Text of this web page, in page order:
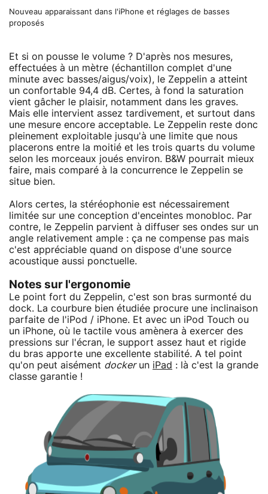
Nouveau apparaissant dans l'iPhone et réglages de basses
proposés
Et si on pousse le volume ? D'après nos mesures,
effectuées à un mètre (échantillon complet d'une
minute avec basses/aigus/voix), le Zeppelin a atteint
un confortable 94,4 dB. Certes, à fond la saturation
vient gâcher le plaisir, notamment dans les graves.
Mais elle intervient assez tardivement, et surtout dans
une mesure encore acceptable. Le Zeppelin reste donc
pleinement exploitable jusqu'à une limite que nous
placerons entre la moitié et les trois quarts du volume
selon les morceaux joués environ. B&W pourrait mieux
faire, mais comparé à la concurrence le Zeppelin se
situe bien.
Alors certes, la stéréophonie est nécessairement
limitée sur une conception d'enceintes monobloc. Par
contre, le Zeppelin parvient à diffuser ses ondes sur un
angle relativement ample : ça ne compense pas mais
c'est appréciable quand on dispose d'une source
acoustique aussi ponctuelle.
Notes sur l'ergonomie
Le point fort du Zeppelin, c'est son bras surmonté du
dock. La courbure bien étudiée procure une inclinaison
parfaite de l'iPod / iPhone. Et avec un iPod Touch ou
un iPhone, où le tactile vous amènera à exercer des
pressions sur l'écran, le support assez haut et rigide
du bras apporte une excellente stabilité. A tel point
qu'on peut aisément dockerun iPad : là c'est la grande
classe garantie !